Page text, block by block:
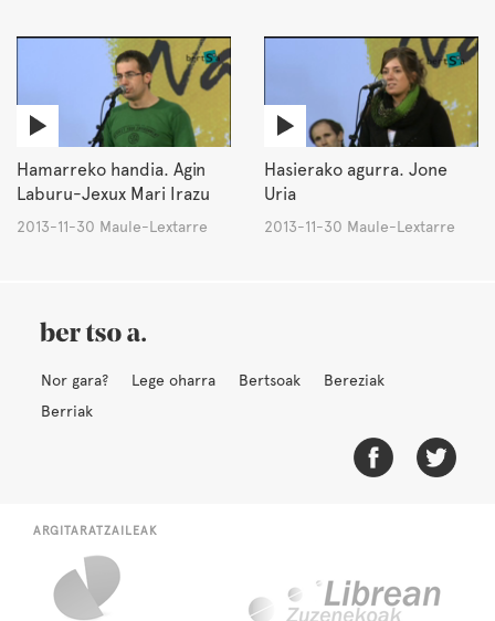
Hamarreko handia. Agin
Laburu-Jexux Mari Irazu
2013-11-30 Maule-Lextarre
Hasierako agurra. Jone
Uria
2013-11-30 Maule-Lextarre
Nor gara? Lege oharra Bertsoak
Bereziak
Berriak
ARGITARATZAILEAK